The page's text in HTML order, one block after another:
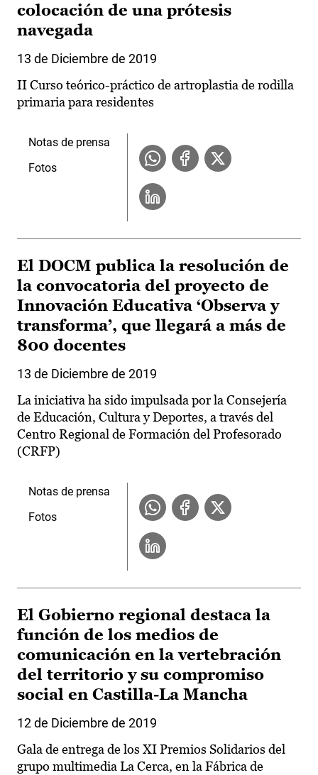
colocación de una prótesis
navegada
13 de Diciembre de 2019
II Curso teórico-práctico de artroplastia de rodilla
primaria para residentes
Notas de prensa
Fotos
El DOCM publica la resolución de
la convocatoria del proyecto de
Innovación Educativa ‘Observa y
transforma’, que llegará a más de
800 docentes
13 de Diciembre de 2019
La iniciativa ha sido impulsada por la Consejería
de Educación, Cultura y Deportes, a través del
Centro Regional de Formación del Profesorado
(CRFP)
Notas de prensa
Fotos
El Gobierno regional destaca la
función de los medios de
comunicación en la vertebración
del territorio y su compromiso
social en Castilla-La Mancha
12 de Diciembre de 2019
Gala de entrega de los XI Premios Solidarios del
grupo multimedia La Cerca, en la Fábrica de